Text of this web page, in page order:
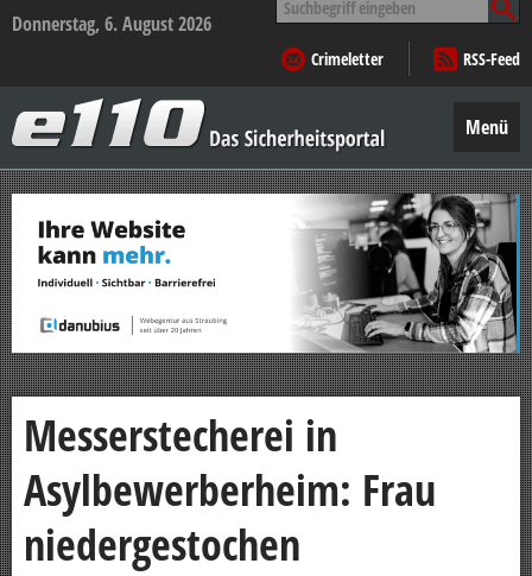
Donnerstag, 6. August 2026
nach:
Crimeletter
RSS-Feed
–
Das
Sicherheitsportal
Menü
Zum
Inhalt
springen
Messerstecherei in
Asylbewerberheim: Frau
niedergestochen